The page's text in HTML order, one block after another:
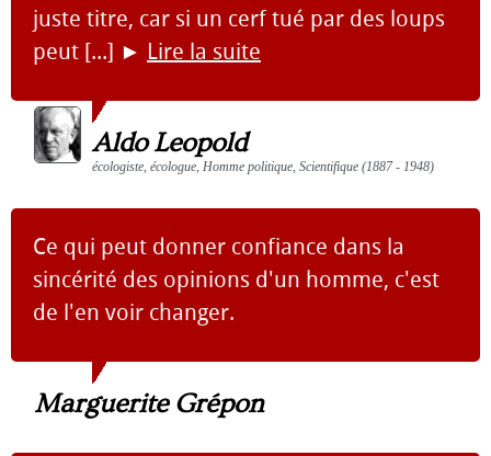
juste titre, car si un cerf tué par des loups
peut [...] ► Lire la suite
Aldo Leopold
écologiste, écologue, Homme politique, Scientifique (1887 - 1948)
Ce qui peut donner confiance dans la
sincérité des opinions d'un homme, c'est
de l'en voir changer.
Marguerite Grépon